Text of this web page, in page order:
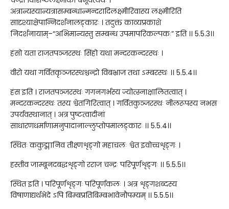
अत्रान्यस्यान्यत्रासम्बन्धान्मन्दरादिलक्ष्मीरिवास्य लक्ष्मीरिति
सादृश्याक्षेपान्निदर्शनालङ्कारः । तदुक्तं काव्यप्रकाशे
निदर्शनायाम्–“अभिमान्यस्तु सम्बन्ध उपमापरिकल्पकः” इति ।। 5.5.3।।
हंसो यता राजतपञ्जरस्थः सिंहो यथा मन्दरकन्दरस्थः ।
वीरो यथा गर्वितकृञ्जरस्थश्चन्द्रो विबभ्राज तथा ऽम्बरस्थः ।। 5.5.4।।
हंस इति । राजतपञ्जरस्थः गगनगर्भस्य ज्योत्स्नाक्षालितत्वात् ।
मन्दरकन्दरस्थः तस्य श्वेतगिरित्वात् । गर्वितकुञ्जरस्थः नीलरूपस्य नभस
उपर्यवस्थानात् । अत्र पुष्टत्वादीनां
साधारणधर्माणामनुपादानाल्लुप्तोपमालङ्कारः ।। 5.5.4।।
स्थितः ककुद्मानिव तीक्ष्णशृङ्गो महाचलः श्वेत इवोच्चशृङ्गः ।
हस्तीव जाम्बूनदबद्धशृङ्गो रराज चन्द्रः परिपूर्णशृङ्गः ।। 5.5.5।।
स्थित इति । परिपूर्णशृङ्गः परिपूर्णकलः । अत्र शृङ्गशब्दस्य
विषाणाद्यर्थभेदे ऽपि बिम्बप्रतिबिम्बभावेनौपम्यम् ।। 5.5.5।।